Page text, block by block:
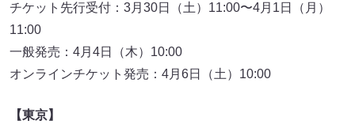
チケット先行受付：3月30日（土）11:00〜4月1日（月）
11:00
一般発売：4月4日（木）10:00
オンラインチケット発売：4月6日（土）10:00
【東京】